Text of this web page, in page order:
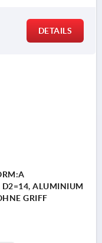
DETAILS
D2=14, ALUMINIUM
GRIFF